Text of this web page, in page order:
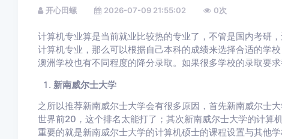
开心田螺 2026-07-09 21:55:02 0次
计算机专业算是当前就业比较热的专业了，不管是国内考研
计算机专业，那么可以根据自己本科的成绩来选择合适的学
澳洲学校也有不同程度的降分录取。如果很多学校的录取要
新南威尔士大学
之所以推荐新南威尔士大学会有很多原因，首先新南威尔士
世界前20，这个排名太能打了；其次新南威尔士大学的计算
重要的就是新南威尔士大学的计算机硕士的课程设置与其他